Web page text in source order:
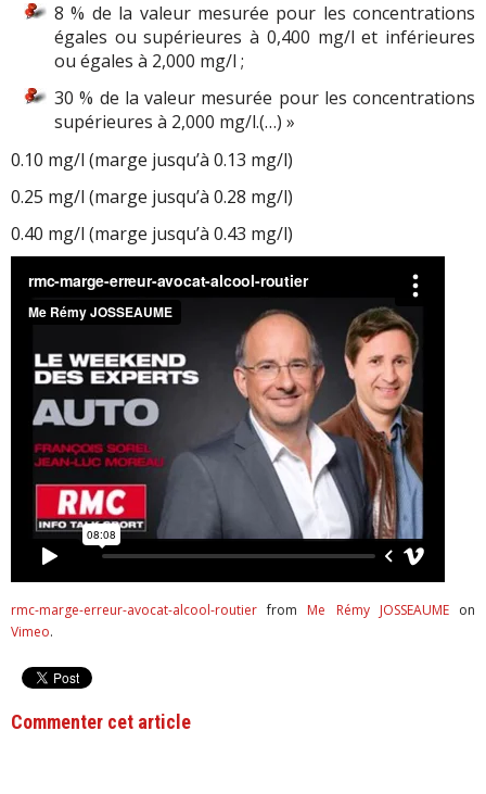
8 % de la valeur mesurée pour les concentrations
égales ou supérieures à 0,400 mg/l et inférieures
ou égales à 2,000 mg/l ;
30 % de la valeur mesurée pour les concentrations
supérieures à 2,000 mg/l.(…) »
0.10 mg/l (marge jusqu’à 0.13 mg/l)
0.25 mg/l (marge jusqu’à 0.28 mg/l)
0.40 mg/l (marge jusqu’à 0.43 mg/l)
rmc-marge-erreur-avocat-alcool-routier from Me Rémy JOSSEAUMEon
Vimeo.
Commenter cet article